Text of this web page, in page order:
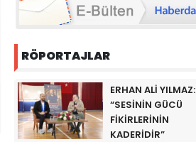
RÖPORTAJLAR
ERHAN ALİ YILMAZ:
“SESİNİN GÜCÜ
FİKİRLERİNİN
KADERİDİR”